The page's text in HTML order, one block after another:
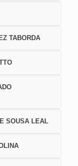
TABORDA
SOUSA LEAL